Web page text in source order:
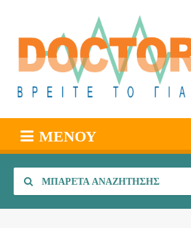
ΜΕΝΟΎ
ΜΠΑΡΈΤΑ ΑΝΑΖΉΤΗΣΗΣ